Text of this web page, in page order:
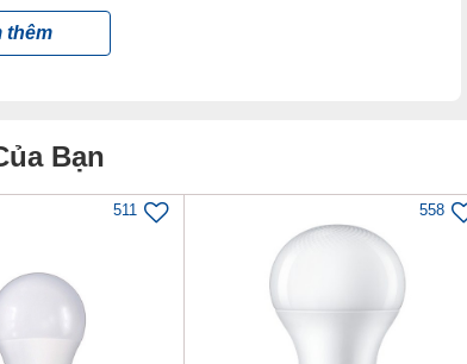
phân tán ánh sáng một cách mềm mại và tránh
được chiếu sáng
thêm
Bạn
511 558